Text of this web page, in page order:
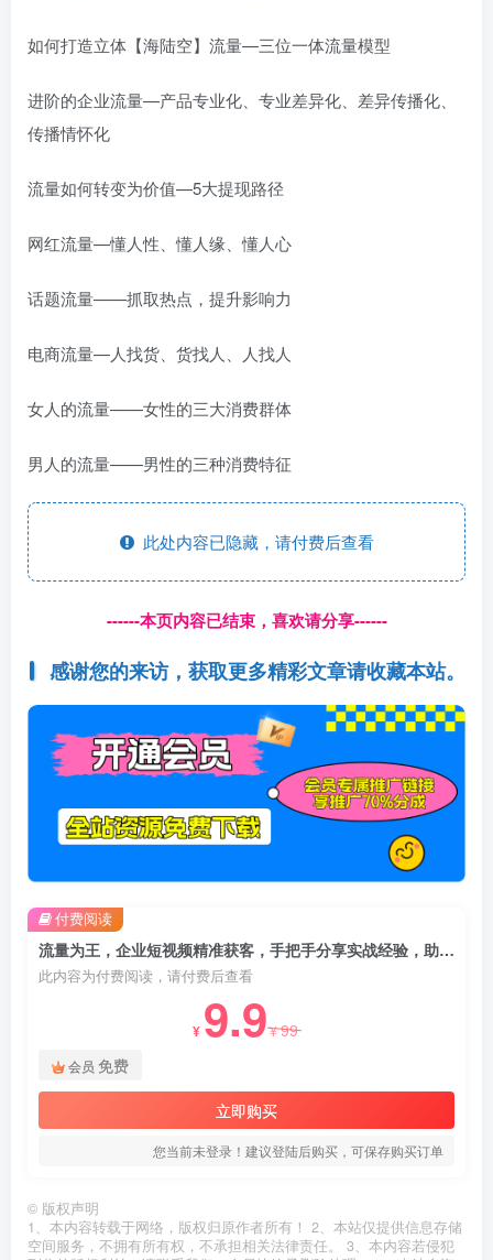
如何打造立体【海陆空】流量—三位一体流量模型
进阶的企业流量—产品专业化、专业差异化、差异传播化、
传播情怀化
流量如何转变为价值—5大提现路径
网红流量—懂人性、懂人缘、懂人心
话题流量——抓取热点，提升影响力
电商流量—人找货、货找人、人找人
女人的流量——女性的三大消费群体
男人的流量——男性的三种消费特征
此处内容已隐藏，请付费后查看
------本页内容已结束，喜欢请分享------
感谢您的来访，获取更多精彩文章请收藏本站。
流量为王，企业短视频精准获客，手把手分享实战经验，助力企业低成本获客
此内容为付费阅读，请付费后查看
¥ 9.9¥99
会员 免费
立即购买
您当前未登录！建议登陆后购买，可保存购买订单
付费阅读
© 版权声明
1、本内容转载于网络，版权归原作者所有！ 2、本站仅提供信息存储
空间服务，不拥有所有权，不承担相关法律责任。 3、本内容若侵犯